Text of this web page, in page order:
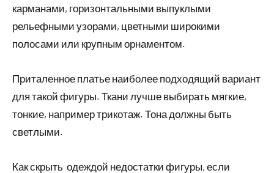
карманами, горизонтальными выпуклыми
рельефными узорами, цветными широкими
полосами или крупным орнаментом.
Приталенное платье наиболее подходящий вариант
для такой фигуры. Ткани лучше выбирать мягкие,
тонкие, например трикотаж. Тона должны быть
светлыми.
Как скрыть одеждой недостатки фигуры, если